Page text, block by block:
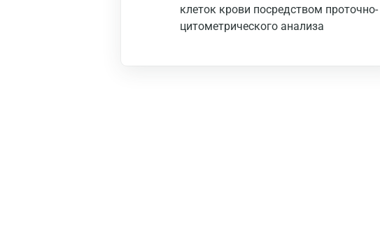
клеток крови посредством проточно-
цитометрического анализа